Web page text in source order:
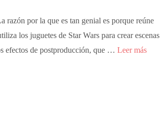
por la que es tan genial es porque reúne
los juguetes de Star Wars para crear escenas
efectos de postproducción, que … Leer más